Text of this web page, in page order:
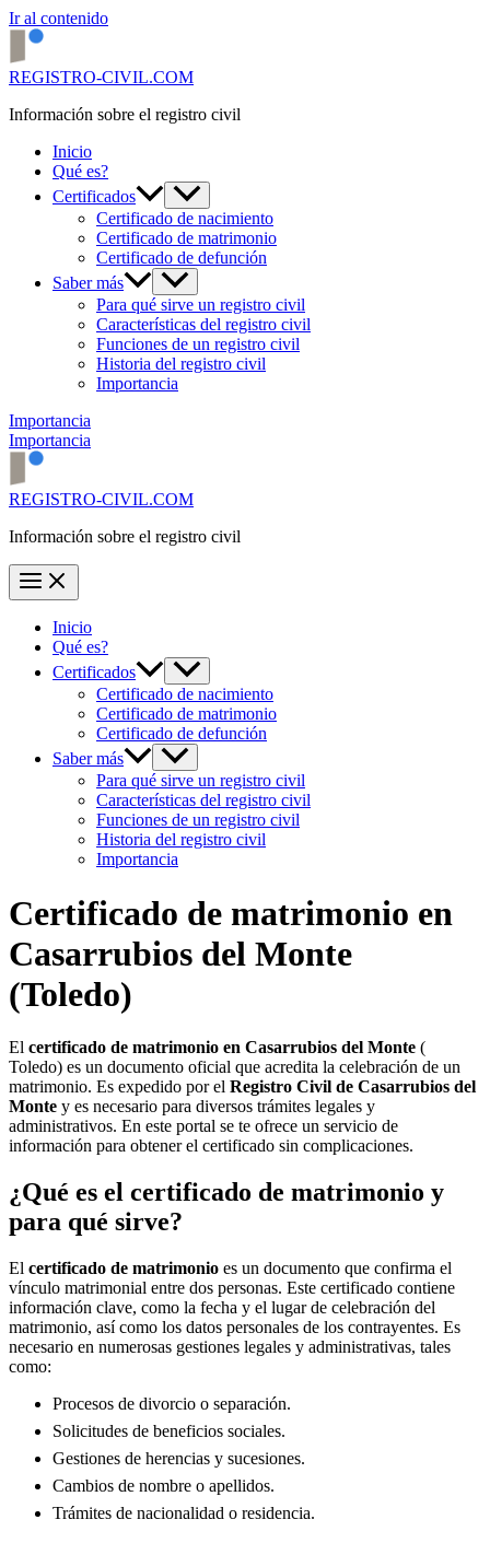
Ir al contenido
REGISTRO-CIVIL.COM
Información sobre el registro civil
Inicio
Qué es?
Certificados
Certificado de nacimiento
Certificado de matrimonio
Certificado de defunción
Saber más
Para qué sirve un registro civil
Características del registro civil
Funciones de un registro civil
Historia del registro civil
Importancia
Importancia
Importancia
REGISTRO-CIVIL.COM
Información sobre el registro civil
Inicio
Qué es?
Certificados
Certificado de nacimiento
Certificado de matrimonio
Certificado de defunción
Saber más
Para qué sirve un registro civil
Características del registro civil
Funciones de un registro civil
Historia del registro civil
Importancia
Certificado de matrimonio en
Casarrubios del Monte
(Toledo)
El certificado de matrimonio en Casarrubios del Monte (
Toledo) es un documento oficial que acredita la celebración de un
matrimonio. Es expedido por el Registro Civil de Casarrubios del
Monte y es necesario para diversos trámites legales y
administrativos. En este portal se te ofrece un servicio de
información para obtener el certificado sin complicaciones.
¿Qué es el certificado de matrimonio y
para qué sirve?
El certificado de matrimonio es un documento que confirma el
vínculo matrimonial entre dos personas. Este certificado contiene
información clave, como la fecha y el lugar de celebración del
matrimonio, así como los datos personales de los contrayentes. Es
necesario en numerosas gestiones legales y administrativas, tales
como:
Procesos de divorcio o separación.
Solicitudes de beneficios sociales.
Gestiones de herencias y sucesiones.
Cambios de nombre o apellidos.
Trámites de nacionalidad o residencia.